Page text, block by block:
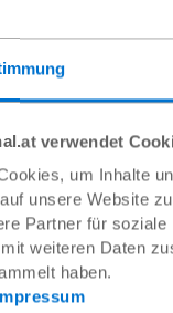
verwendet
um Inhalte
unsere Website
Partner für
weiteren Daten
haben.
mit
bedeutet
verschiedenen